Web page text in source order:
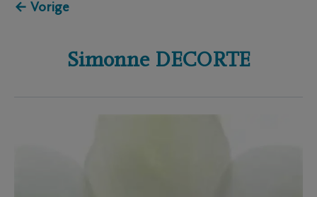
← Vorige
Simonne DECORTE